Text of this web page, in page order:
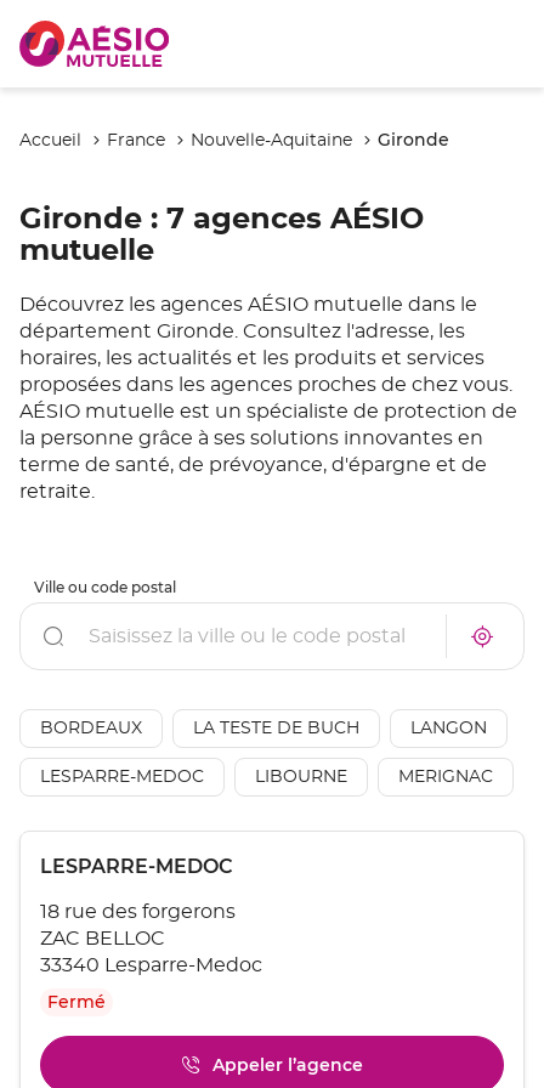
Accueil France Nouvelle-Aquitaine Gironde
Gironde : 7 agences AÉSIO
mutuelle
Découvrez les agences AÉSIO mutuelle dans le
département Gironde. Consultez l'adresse, les
horaires, les actualités et les produits et services
proposées dans les agences proches de chez vous.
AÉSIO mutuelle est un spécialiste de protection de
la personne grâce à ses solutions innovantes en
terme de santé, de prévoyance, d'épargne et de
retraite.
À
vente
AÉSIO
à
Ville ou code postal
Rechercher
un
de
vente
AÉSIO
mutuelle
BORDEAUX LA TESTE DE BUCH LANGON
LESPARRE-MEDOC LIBOURNE MERIGNAC
sur
touche
ENTRÉE
pour
amples
informations
Point
vente
:
LESPARRE-MEDOC
18 rue des forgerons
ZAC BELLOC
33340 Lesparre-Medoc
Fermé
Appeler l’agence
Afficher